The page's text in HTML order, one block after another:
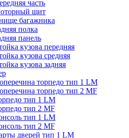
часть
щит
багажника
полка
панель
кузова передняя
кузова средняя
кузова задняя
торпедо тип 1 LM
торпедо тип 2 MF
тип 1 LM
тип 2 MF
тип 1 LM
тип 2 MF
дверей тип 1 LM